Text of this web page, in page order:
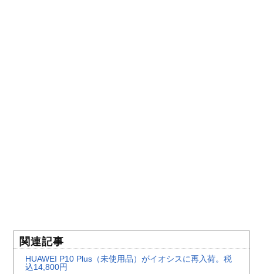
関連記事
HUAWEI P10 Plus（未使用品）がイオシスに再入荷。税
込14,800円